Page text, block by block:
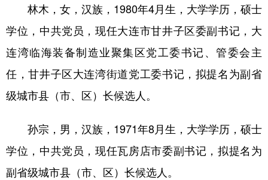
林木，女，汉族，1980年4月生，大学学历，硕士
学位，中共党员，现任大连市甘井子区委副书记，大
连湾临海装备制造业聚集区党工委书记、管委会主
任，甘井子区大连湾街道党工委书记，拟提名为副省
级城市县（市、区）长候选人。
孙宗，男，汉族，1971年8月生，大学学历，硕士
学位，中共党员，现任瓦房店市委副书记，拟提名为
副省级城市县（市、区）长候选人。